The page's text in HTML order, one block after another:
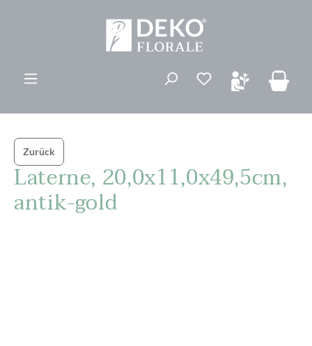
Du hast 0
Zurück
Laterne, 20,0x11,0x49,5cm,
antik-gold